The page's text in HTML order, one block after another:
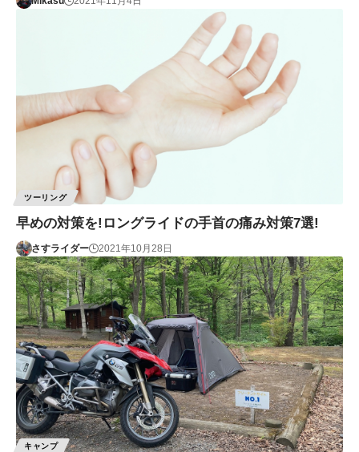
ツーリング
早めの対策を!ロングライドの手首の痛み対策7選!
さすライダー 2021年10月28日
キャンプ